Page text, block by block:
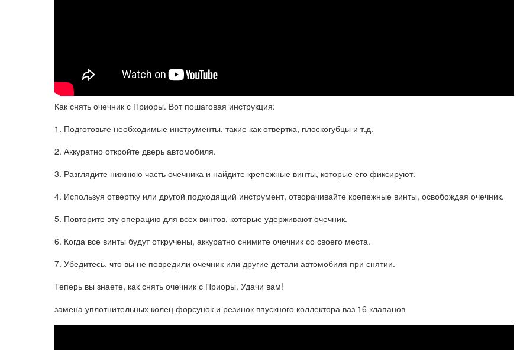
Как снять очечник с Приоры. Вот пошаговая инструкция:
1. Подготовьте необходимые инструменты, такие как отвертка, плоскогубцы и т.д.
2. Аккуратно откройте дверь автомобиля.
3. Разглядите нижнюю часть очечника и найдите крепежные винты, которые его фиксируют.
4. Используя отвертку или другой подходящий инструмент, отворачивайте крепежные винты, освобождая очечник.
5. Повторите эту операцию для всех винтов, которые удерживают очечник.
6. Когда все винты будут откручены, аккуратно снимите очечник со своего места.
7. Убедитесь, что вы не повредили очечник или другие детали автомобиля при снятии.
Теперь вы знаете, как снять очечник с Приоры. Удачи вам!
замена уплотнительных колец форсунок и резинок впускного коллектора ваз 16 клапанов